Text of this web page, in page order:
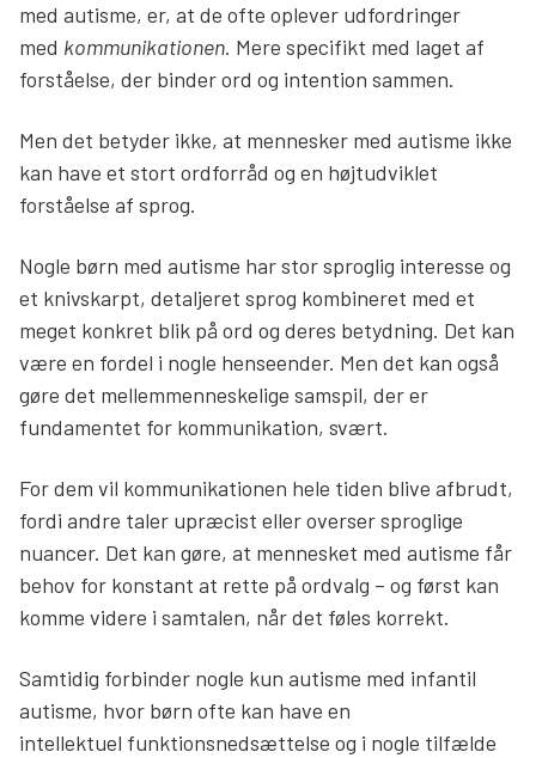
med autisme, er, at de ofte oplever udfordringer
med kommunikationen. Mere specifikt med laget af
forståelse, der binder ord og intention sammen.
Men det betyder ikke, at mennesker med autisme ikke
kan have et stort ordforråd og en højtudviklet
forståelse af sprog.
Nogle børn med autisme har stor sproglig interesse og
et knivskarpt, detaljeret sprog kombineret med et
meget konkret blik på ord og deres betydning. Det kan
være en fordel i nogle henseender. Men det kan også
gøre det mellemmenneskelige samspil, der er
fundamentet for kommunikation, svært.
For dem vil kommunikationen hele tiden blive afbrudt,
fordi andre taler upræcist eller overser sproglige
nuancer. Det kan gøre, at mennesket med autisme får
behov for konstant at rette på ordvalg – og først kan
komme videre i samtalen, når det føles korrekt.
Samtidig forbinder nogle kun autisme med infantil
autisme, hvor børn ofte kan have en
intellektuel funktionsnedsættelse og i nogle tilfælde